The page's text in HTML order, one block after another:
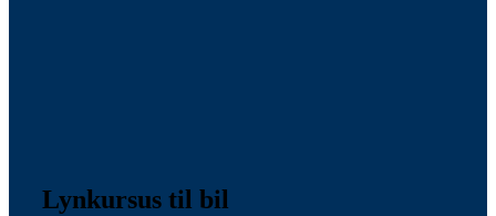
Lynkursus til bil